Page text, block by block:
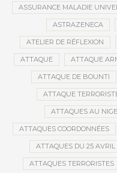
ASSURANCE MALADIE
ASTRAZENECA
ATELIER DE RÉFLEXION
ATTAQUE ATTAQUE
ATTAQUE DE BOUNTI
ATTAQUE
ATTAQUES AU
ATTAQUES COORDONNÉES
ATTAQUES DU 25 AVRIL
ATTAQUES TERRORISTES